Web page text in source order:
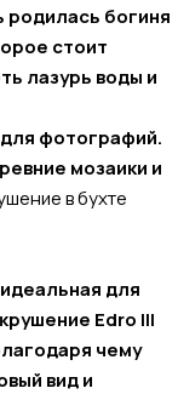
богиня
стоит
лазурь воды и
фотографий.
мозаики и
в бухте
для
Edro III
чему
вид и